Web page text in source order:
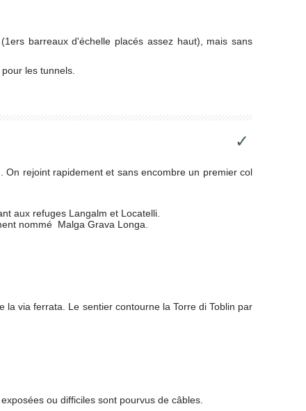
barreaux d'échelle placés assez haut), mais sans
les tunnels.
✓
rejoint rapidement et sans encombre un premier col
aux refuges Langalm et Locatelli.
nommé Malga Grava Longa.
via ferrata. Le sentier contourne la Torre di Toblin par
ou difficiles sont pourvus de câbles.